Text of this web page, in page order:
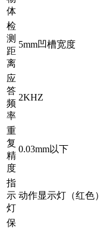
体
检
测
距
离
5mm凹槽宽度
应
答
频
率
2KHZ
重
复
精
度
0.03mm以下
指
示
灯
动作显示灯（红色）
保